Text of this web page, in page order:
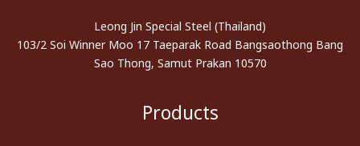
Leong Jin Special Steel (Thailand)
103/2 Soi Winner Moo 17 Taeparak Road Bangsaothong Bang
Sao Thong, Samut Prakan 10570
Products